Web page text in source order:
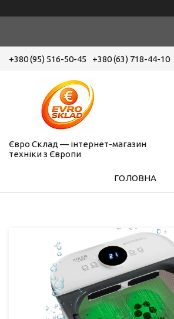
+380 (95) 516-50-45 +380 (63) 718-44-10
Євро Склад — інтернет-магазин
техніки з Європи
ГОЛОВНА